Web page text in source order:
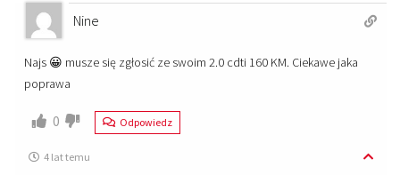
Nine
Najs 😀 musze się zgłosić ze swoim 2.0 cdti 160 KM. Ciekawe jaka
poprawa
0 Odpowiedz
4 lat temu